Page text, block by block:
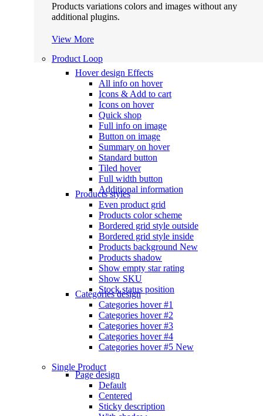
Products variations colors and images without any
additional plugins.
View More
Product Loop
Hover design Effects
All info on hover
Icons & Add to cart
Icons on hover
Quick shop
Full info on image
Button on image
Summary on hover
Standard button
Tiled hover
Full width button
Additional information
Products styles
Even product grid
Products color scheme
Bordered grid style outside
Bordered grid style inside
Products background New
Products shadow
Show empty star rating
Show SKU
Stock status position
Categories design
Categories hover #1
Categories hover #2
Categories hover #3
Categories hover #4
Categories hover #5 New
Single Product
Page design
Default
Centered
Sticky description